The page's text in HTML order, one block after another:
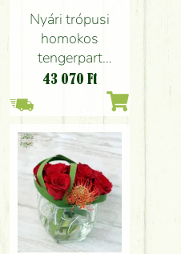
Nyári trópusi
homokos
tengerpart
virágdoboz
flamingó virággal,
fésű kagylóval
43 070 Ft